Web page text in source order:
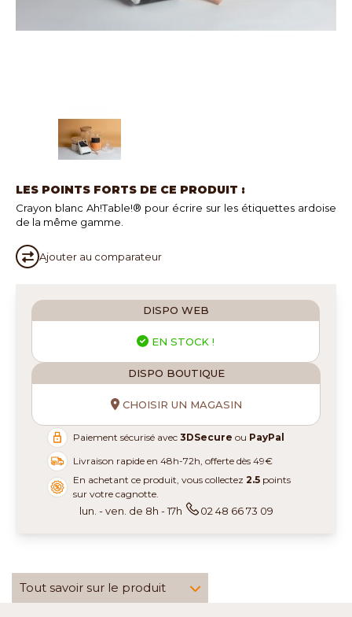
LES POINTS FORTS DE CE PRODUIT :
Crayon blanc Ah!Table!® pour écrire sur les étiquettes ardoise
de la même gamme.
Ajouter au comparateur
DISPO WEB
EN STOCK !
DISPO BOUTIQUE
CHOISIR UN MAGASIN
Paiement sécurisé avec3DSecure ou PayPal
Livraison rapide en 48h-72h, offerte dès 49€
En achetant ce produit, vous collectez2.5 points
sur votre cagnotte.
lun. - ven. de 8h - 17h 02 48 66 73 09
Tout savoir sur le produit